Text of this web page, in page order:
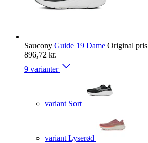
Saucony Guide 19 Dame Original pris
896,72 kr.
9 varianter
variant Sort
variant Lyserød